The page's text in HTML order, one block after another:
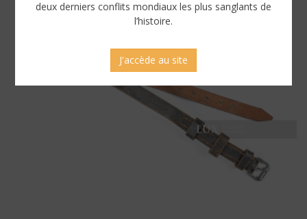
deux derniers conflits mondiaux les plus sanglants de
l’histoire.
J'accède au site